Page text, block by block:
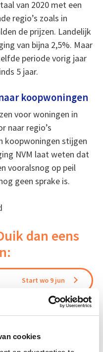
cookies
van 2020 met een
regio’s zoals in
de prijzen. Landelijk
van bijna 2,5%. Maar
periode vorig jaar
5 jaar.
koopwoningen
voor woningen in
naar regio’s
koopwoningen stijgen
NVM laat weten dat
vooralsnog op peil
geen sprake is.
dan eens
Start wo 9 jun